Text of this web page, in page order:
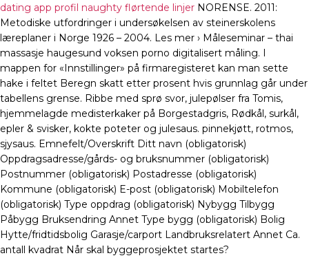
dating app profil naughty flørtende linjer NORENSE. 2011:
Metodiske utfordringer i undersøkelsen av steinerskolens
læreplaner i Norge 1926 – 2004. Les mer › Måleseminar – thai
massasje haugesund voksen porno digitalisert måling. I
mappen for «Innstillinger» på firmaregisteret kan man sette
hake i feltet Beregn skatt etter prosent hvis grunnlag går under
tabellens grense. Ribbe med sprø svor, julepølser fra Tomis,
hjemmelagde medisterkaker på Borgestadgris, Rødkål, surkål,
epler & svisker, kokte poteter og julesaus. pinnekjøtt, rotmos,
sjysaus. Emnefelt/Overskrift Ditt navn (obligatorisk)
Oppdragsadresse/gårds- og bruksnummer (obligatorisk)
Postnummer (obligatorisk) Postadresse (obligatorisk)
Kommune (obligatorisk) E-post (obligatorisk) Mobiltelefon
(obligatorisk) Type oppdrag (obligatorisk) Nybygg Tilbygg
Påbygg Bruksendring Annet Type bygg (obligatorisk) Bolig
Hytte/fridtidsbolig Garasje/carport Landbruksrelatert Annet Ca.
antall kvadrat Når skal byggeprosjektet startes?